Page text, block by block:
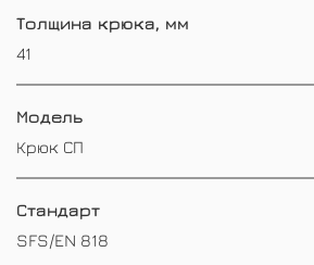
Толщина крюка, мм
41
Модель
Крюк СП
Стандарт
SFS/EN 818